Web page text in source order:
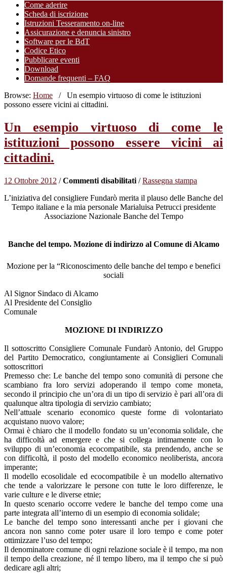
Come aderire
Scheda di iscrizione
Istruzioni Tesseramento on-line
Assicurazione e denuncia sinistro
Software per le BdT
Codice Etico
Pubblicare eventi
Download
Domande frequenti – FAQ
Browse: Home /
Un esempio virtuoso di come le istituzioni
possono essere vicini ai cittadini.
Un esempio virtuoso di come le
istituzioni possono essere vicini ai
cittadini.
12 Ottobre 2012 /Commenti disabilitatisu
esempio
virtuoso
di
istituzioni
essere
/Rassegna stampa
L’iniziativa del consigliere Fundarò merita il plauso delle Banche del
Tempo italiane e la mia personale Marialuisa Petrucci presidente
Associazione Nazionale Banche del Tempo
Banche del tempo. Mozione di indirizzo al Comune di Alcamo
Mozione per la “Riconoscimento delle banche del tempo e benefici
sociali
Al Signor Sindaco di Alcamo
Al Presidente del Consiglio
Comunale
MOZIONE DI INDIRIZZO
Il sottoscritto Consigliere Comunale Fundarò Antonio, del Gruppo
del Partito Democratico, congiuntamente ai Consiglieri Comunali
sottoscrittori
Premesso che: Le banche del tempo sono comunità di persone che
scambiano fra loro servizi adoperando il tempo come moneta,
secondo il principio che un’ora di un tipo di servizio è pari all’ora di
qualunque altra tipologia di servizio cambiato;
Nell’attuale scenario economico queste forme di volontariato
acquistano nuovo valore;
Ormai è chiaro che il modello fondato su un’economia solidale, che
ha difficoltà ad emergere e che si collega intimamente con lo
sviluppo di un’economia ecocompatibile, sta prendendo, anche se
con difficoltà, il posto del modello economico neoliberista, ancora
imperante;
Il modello ecosolidale ed ecocompatibile è un modello alternativo
che tende a valorizzare le persone con tutte le loro differenze, le
varie culture e le diverse etnie;
In questo scenario occorre vedere le banche del tempo come una
parte integrata all’interno di un esempio di economia solidale;
Le banche del tempo sono interessanti anche per i giovani che
ancora non sanno come poter usare il loro tempo e come poter
ottimizzare l’uso del tempo;
Il denominatore comune di ogni relazione sociale è il tempo, ma non
il tempo della creazione, né il tempo libero, ma il tempo che si può
dedicare agli altri;